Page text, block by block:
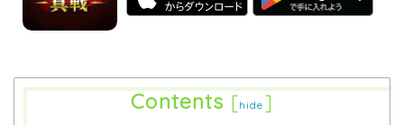
Contents [hide ]